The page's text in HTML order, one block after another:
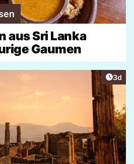
aus Sri Lanka
Gaumen
3d